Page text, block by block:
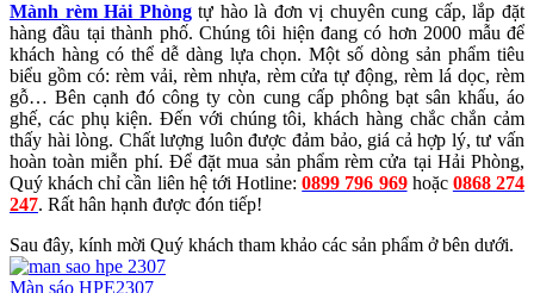
Mành rèm Hải Phòngtự hào là đơn vị chuyên cung cấp, lắp đặt
hàng đầu tại thành phố. Chúng tôi hiện đang có hơn 2000 mẫu để
khách hàng có thể dễ dàng lựa chọn. Một số dòng sản phẩm tiêu
biểu gồm có: rèm vải, rèm nhựa, rèm cửa tự động, rèm lá dọc, rèm
gỗ… Bên cạnh đó công ty còn cung cấp phông bạt sân khấu, áo
ghế, các phụ kiện. Đến với chúng tôi, khách hàng chắc chắn cảm
thấy hài lòng. Chất lượng luôn được đảm bảo, giá cả hợp lý, tư vấn
hoàn toàn miễn phí. Để đặt mua sản phẩm rèm cửa tại Hải Phòng,
Quý khách chỉ cần liên hệ tới Hotline:0899 796 969hoặc 0868 274
247. Rất hân hạnh được đón tiếp!
Sau đây, kính mời Quý khách tham khảo các sản phẩm ở bên dưới.
Màn sáo HPE2307